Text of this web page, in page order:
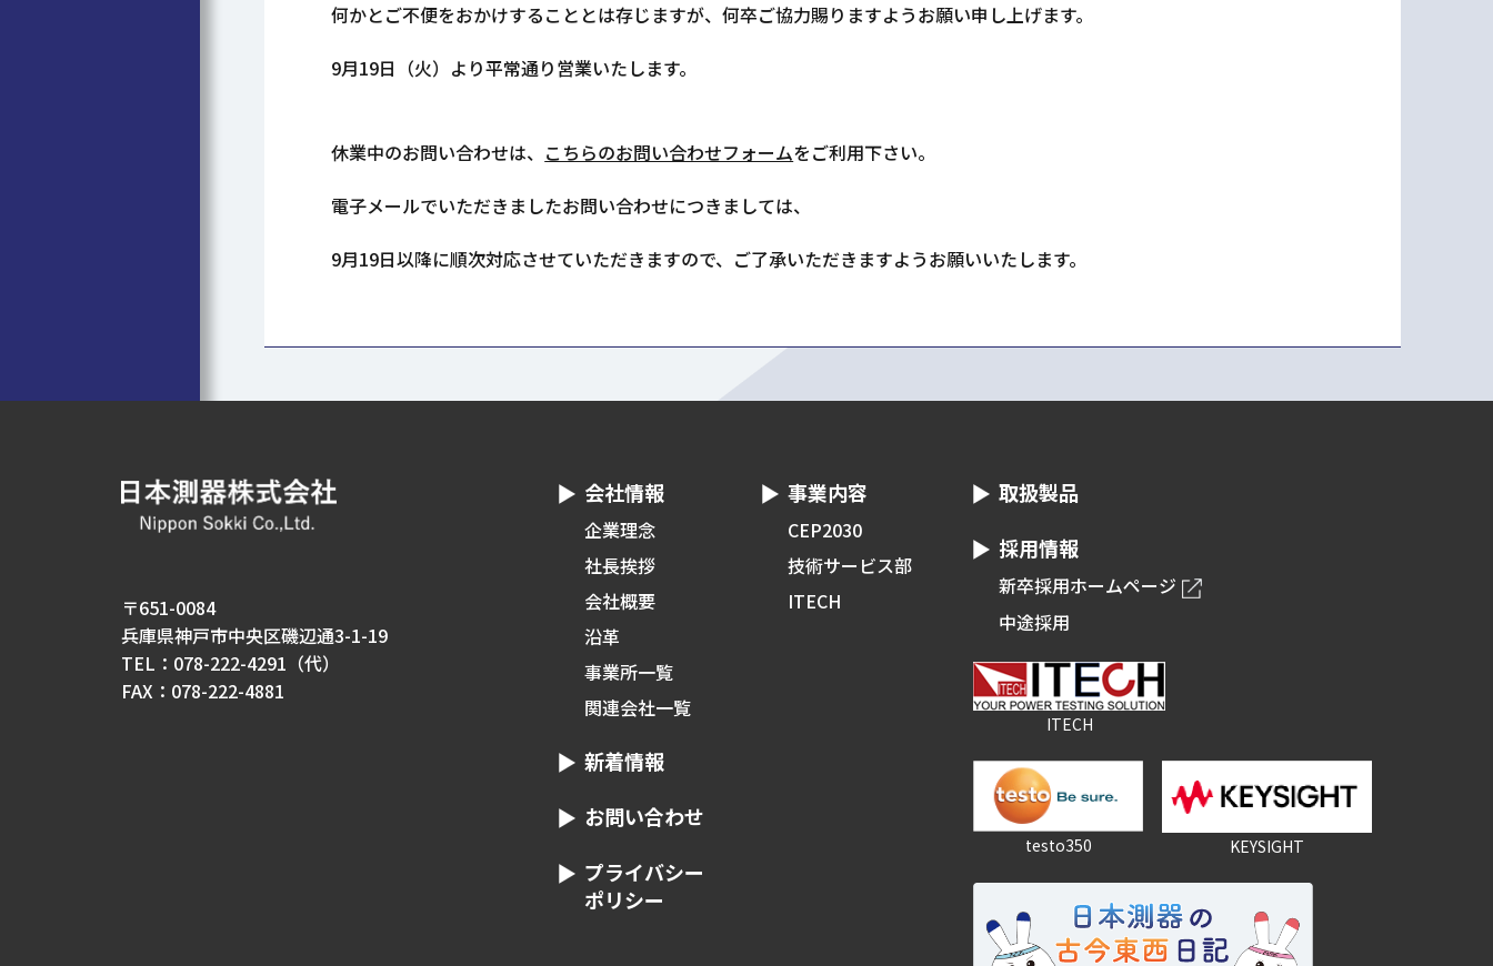
何かとご不便をおかけすることとは存じますが、何卒ご協力賜りますようお願い申し上げます。
9月19日（火）より平常通り営業いたします。
休業中のお問い合わせは、 こちらのお問い合わせフォームをご利用下さい。
電子メールでいただきましたお問い合わせにつきましては、
9月19日以降に順次対応させていただきますので、ご了承いただきますようお願いいたします。
〒651-0084
兵庫県神戸市中央区磯辺通3-1-19
TEL：078-222-4291（代）
FAX：078-222-4881
会社情報
企業理念
社長挨拶
会社概要
沿革
事業所一覧
関連会社一覧
事業内容
CEP2030
技術サービス部
ITECH
新着情報
お問い合わせ
プライバシー
ポリシー
取扱製品
採用情報
新卒採用ホームページ
中途採用
ITECH
testo350 KEYSIGHT